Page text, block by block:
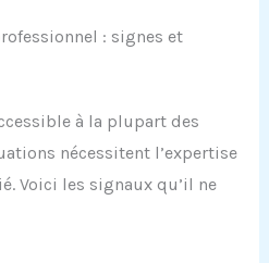
: signes et
à la plupart des
nécessitent l’expertise
Voici les signaux qu’il ne